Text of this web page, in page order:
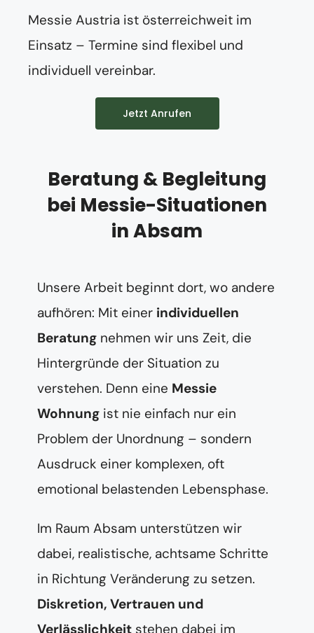
Messie Austria ist österreichweit im
Einsatz – Termine sind flexibel und
individuell vereinbar.
Jetzt Anrufen
Beratung & Begleitung
bei Messie-Situationen
in Absam
Unsere Arbeit beginnt dort, wo andere
aufhören: Mit einer individuellen
Beratung nehmen wir uns Zeit, die
Hintergründe der Situation zu
verstehen. Denn eine Messie
Wohnung ist nie einfach nur ein
Problem der Unordnung – sondern
Ausdruck einer komplexen, oft
emotional belastenden Lebensphase.
Im Raum Absam unterstützen wir
dabei, realistische, achtsame Schritte
in Richtung Veränderung zu setzen.
Diskretion, Vertrauen und
Verlässlichkeit stehen dabei im